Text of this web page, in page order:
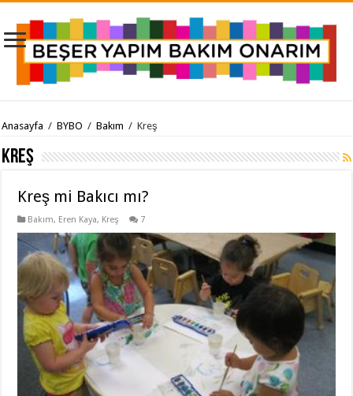
Anasayfa / BYBO / Bakım / Kreş
Kreş
Kreş mi Bakıcı mı?
Bakım, Eren Kaya, Kreş 7